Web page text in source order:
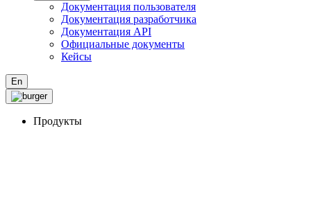
Документация пользователя
Документация разработчика
Документация API
Официальные документы
Кейсы
En
Продукты